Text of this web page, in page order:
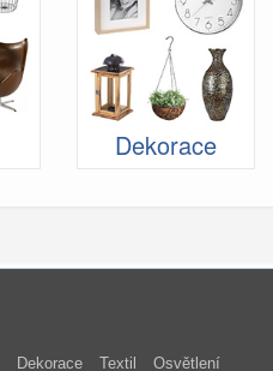
Dekorace
Dekorace Textil Osvětlení